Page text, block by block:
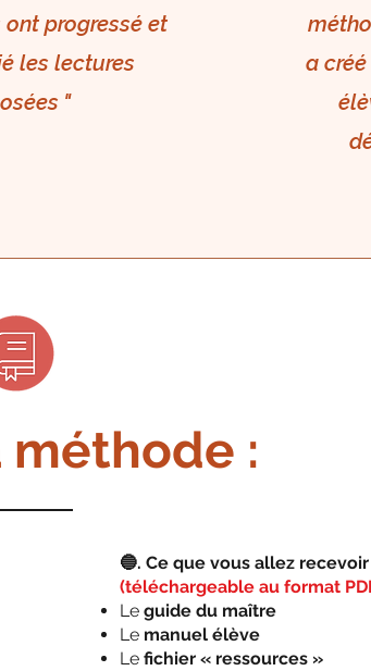
progressé et
les lectures
"
a
:
🔵. Ce que vous allez
(téléchargeable au format
Le guide du maître
Le manuel élève
Le fichier « ressources »